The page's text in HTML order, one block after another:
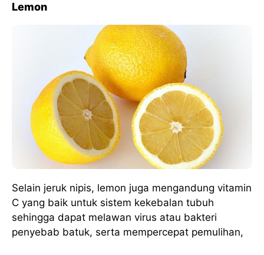
Lemon
Selain jeruk nipis, lemon juga mengandung vitamin
C yang baik untuk sistem kekebalan tubuh
sehingga dapat melawan virus atau bakteri
penyebab batuk, serta mempercepat pemulihan,